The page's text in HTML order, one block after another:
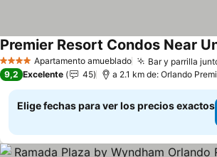
4 EstrellasApartamento amueblado Bar y parrilla
Premier Resort Condos Near
9,2 Excelente 45
Elige fechas para ver los precios exactos